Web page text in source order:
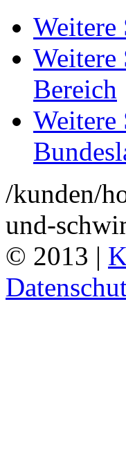
Weitere
Weitere
Bereich
Weitere
/kunden/
und-
© 2013 |